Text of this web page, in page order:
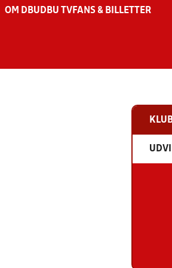
OM DBU DBU TV FANS & BILLETTER